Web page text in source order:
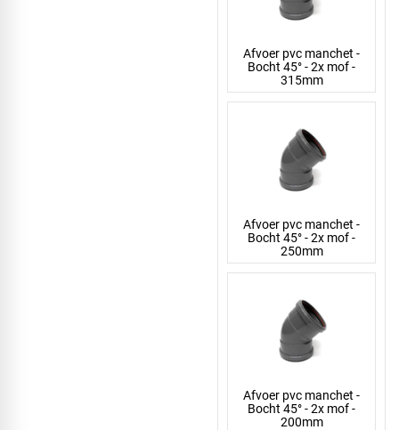
Afvoer pvc manchet -
Bocht 45° - 2x mof -
315mm
Afvoer pvc manchet -
Bocht 45° - 2x mof -
250mm
Afvoer pvc manchet -
Bocht 45° - 2x mof -
200mm